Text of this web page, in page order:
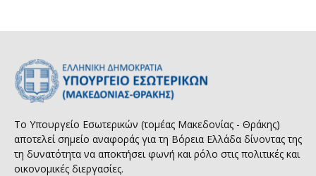
Το Υπουργείο Εσωτερικών (τομέας Μακεδονίας - Θράκης)
αποτελεί σημείο αναφοράς για τη Βόρεια Ελλάδα δίνοντας της
τη δυνατότητα να αποκτήσει φωνή και ρόλο στις πολιτικές και
οικονομικές διεργασίες.